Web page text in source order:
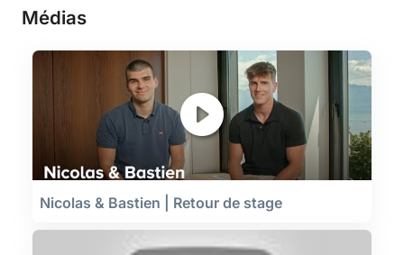
Médias
Nicolas & Bastien | Retour de stage